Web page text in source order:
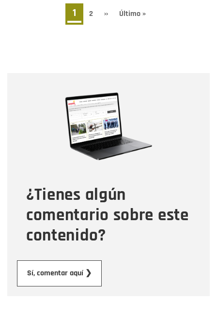
Página
actual
1 Page
2
Siguiente
››
Última
Último »
¿Tienes algún
comentario sobre este
contenido?
Sí, comentar aquí ❯
Correo electrónico
Tipo de comentario
Mensaje